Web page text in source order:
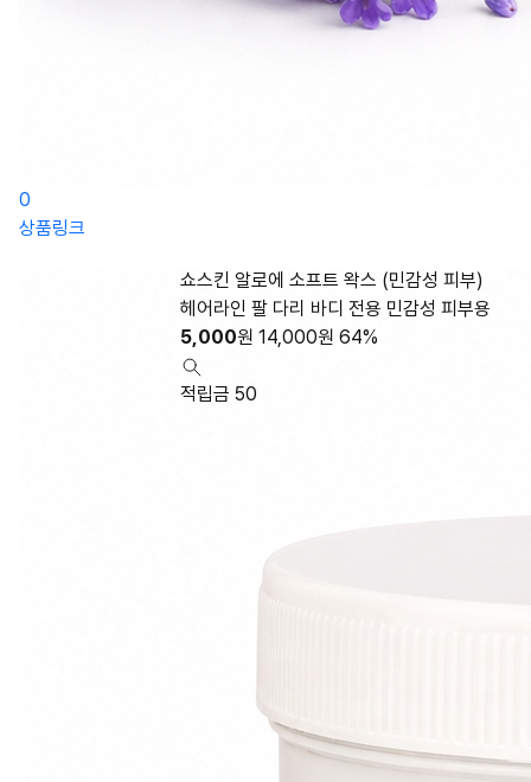
0
상품링크
쇼스킨 알로에 소프트 왁스 (민감성 피부)
헤어라인 팔 다리 바디 전용 민감성 피부용
5,000원 14,000원 64%
적립금 50